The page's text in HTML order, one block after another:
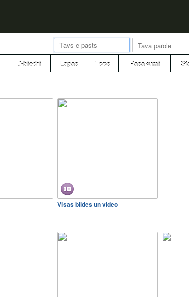
D-biedri Lapas Tops Pasākumi
Visas bildes un video